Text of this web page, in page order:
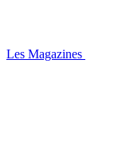
Les Magazines